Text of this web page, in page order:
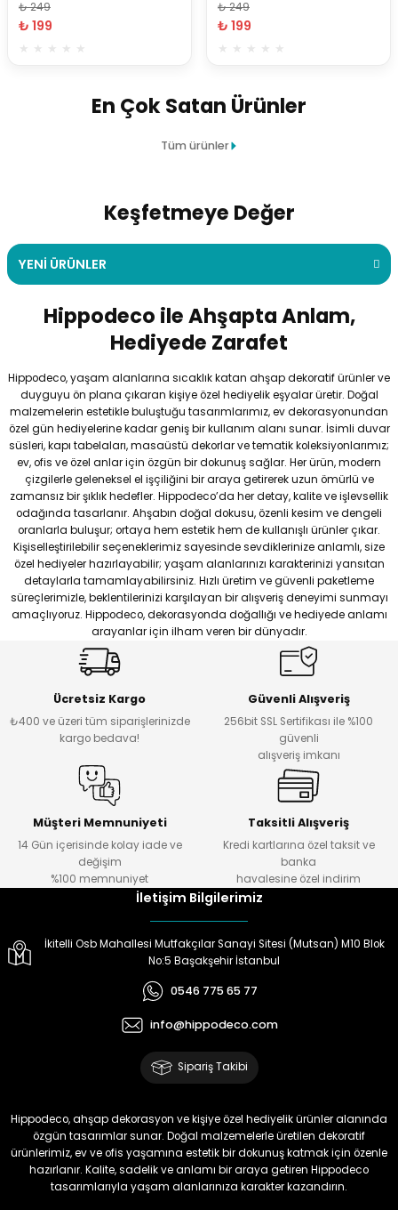
₺ 249
₺ 199
₺ 249
₺ 199
En Çok Satan Ürünler
Tüm ürünler
₺ 479
Kişiye Özel Gri Ahşap Çerçeveli Aile İsmi ve Kapı Numarası Tabelası –
₺ 449
₺ 399
%11
Yeni
Kişiye Özel Ahşap Çerçeveli Aile İsmi ve Kapı Numarası Tabelası –
₺ 449
₺ 399
3 Parça Hayat Ağacı Duvar Dekoru Bereketin Sonsuzluğun Sembolü
El Boyaması Gri Renkli Zemin Üzerinde Beyaz Çiçekli 3'lü Tablo Seti
₺ 1.199
El Boyaması Tik Renkli Zemin Üzerinde Beyaz Çiçekli 3'lü Tablo Seti
Öğretmenler İçin Özel Hediye İsimli Kalemlik Tasarımı
₺ 449
₺ 349
Keşfetmeye Değer
YENİ ÜRÜNLER
İNDİRİMDEKİLER
Yeni
Kişiye Özel Ahşap Çerçeveli Aile İsmi ve Kapı Numarası Tabelası –
₺ 449
₺ 399
%20
Yeni
Gold Pleksi Yazılı Siyah MDF Kapı Numarası Panosu – Modern Kapı
₺ 249
₺ 199
%20
Coffee Lover Ahşap Duvar Yazısı - 30x30 cm Siyah Dekoratif Kahve
Kitaplar Seninle Olduğu Sürece Yalnız Değilsin Ahşap Duvar Yazısı -
₺ 249
₺ 199
Yeni
Ahşap Altlıklı Çelik Termos Bardak 250 ml Kapasiteli Annelere Özel
₺ 799
Ahşap Altlıklı Çelik Termos Bardak 250 ml Kapasiteli Annelere Özel
₺ 799
₺ 599
Gold Yıldız Mini Boy 1 Cm 15 Adet
₺ 149
₺ 119
%20
Ahşap Mdf Basketbol Oynayan Oyuncu Desenli Duvar Tablosu
₺ 499
₺ 399
%16
Ahşap Mdf Sevgililer Günü Pilli Mumluk (tea Light) Kutusu
Ahşap Mdf Sevgililer Günü Tealight Aydınlatma
₺ 199
₺ 159
Ahşap Mdf Dekoratif Simple Cat Duvar Süsü Beyaz
₺ 199
Ahşap Mdf Dekoratif Simple Cat Duvar Süsü
₺ 199
₺ 149
Hippodeco ile Ahşapta Anlam,
Hediyede Zarafet
Hippodeco, yaşam alanlarına sıcaklık katan ahşap dekoratif ürünler ve
duyguyu ön plana çıkaran kişiye özel hediyelik eşyalar üretir. Doğal
malzemelerin estetikle buluştuğu tasarımlarımız, ev dekorasyonundan
özel gün hediyelerine kadar geniş bir kullanım alanı sunar. İsimli duvar
süsleri, kapı tabelaları, masaüstü dekorlar ve tematik koleksiyonlarımız;
ev, ofis ve özel anlar için özgün bir dokunuş sağlar. Her ürün, modern
çizgilerle geleneksel el işçiliğini bir araya getirerek uzun ömürlü ve
zamansız bir şıklık hedefler. Hippodeco’da her detay, kalite ve işlevsellik
odağında tasarlanır. Ahşabın doğal dokusu, özenli kesim ve dengeli
oranlarla buluşur; ortaya hem estetik hem de kullanışlı ürünler çıkar.
Kişiselleştirilebilir seçeneklerimiz sayesinde sevdiklerinize anlamlı, size
özel hediyeler hazırlayabilir; yaşam alanlarınızı karakterinizi yansıtan
detaylarla tamamlayabilirsiniz. Hızlı üretim ve güvenli paketleme
süreçlerimizle, beklentilerinizi karşılayan bir alışveriş deneyimi sunmayı
amaçlıyoruz. Hippodeco, dekorasyonda doğallığı ve hediyede anlamı
arayanlar için ilham veren bir dünyadır.
Ücretsiz Kargo
₺400 ve üzeri tüm siparişlerinizde
kargo bedava!
Güvenli Alışveriş
256bit SSL Sertifikası ile %100
güvenli
alışveriş imkanı
Müşteri Memnuniyeti
14 Gün içerisinde kolay iade ve
değişim
%100 memnuniyet
Taksitli Alışveriş
Kredi kartlarına özel taksit ve
banka
havalesine özel indirim
İletişim Bilgilerimiz
İkitelli Osb Mahallesi Mutfakçılar Sanayi Sitesi (Mutsan) M10 Blok
No:5 Başakşehir İstanbul
0546 775 65 77
info@hippodeco.com
Sipariş Takibi
Hippodeco, ahşap dekorasyon ve kişiye özel hediyelik ürünler alanında
özgün tasarımlar sunar. Doğal malzemelerle üretilen dekoratif
ürünlerimiz, ev ve ofis yaşamına estetik bir dokunuş katmak için özenle
hazırlanır. Kalite, sadelik ve anlamı bir araya getiren Hippodeco
tasarımlarıyla yaşam alanlarınıza karakter kazandırın.